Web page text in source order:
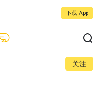
下载 App
关注